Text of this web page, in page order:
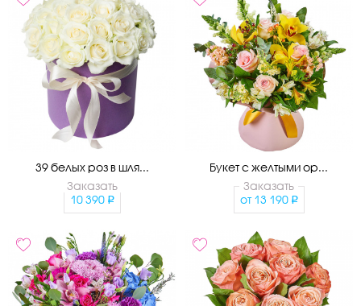
39 белых роз в шля...
Заказать
10 390
Букет с желтыми ор...
Заказать
от 13 190